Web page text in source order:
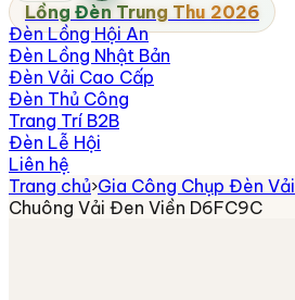
Lồng Đèn Trung Thu 2026
Đèn Lồng Hội An
Đèn Lồng Nhật Bản
Đèn Vải Cao Cấp
Đèn Thủ Công
Trang Trí B2B
Đèn Lễ Hội
Liên hệ
Trang chủ›Gia Công Chụp Đèn Vải
Chuông Vải Đen Viền D6FC9C